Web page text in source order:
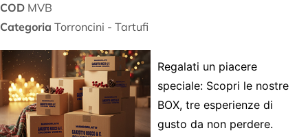
COD MVB
Categoria Torroncini - Tartufi
Regalati un piacere
speciale: Scopri le nostre
BOX, tre esperienze di
gusto da non perdere.